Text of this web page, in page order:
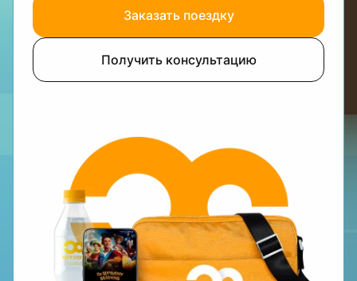
Заказать поездку
Получить консультацию